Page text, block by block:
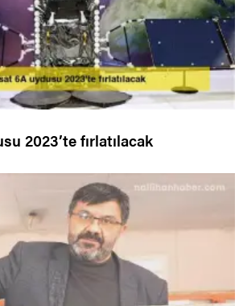
2023’te fırlatılacak